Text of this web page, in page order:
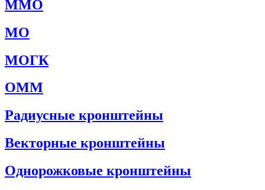
ММО
МО
МОГК
ОММ
Радиусные кронштейны
Векторные кронштейны
Однорожковые кронштейны